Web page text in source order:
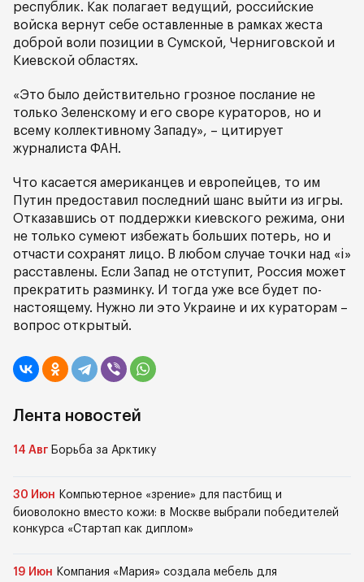
республик. Как полагает ведущий, российские
войска вернут себе оставленные в рамках жеста
доброй воли позиции в Сумской, Черниговской и
Киевской областях.
«Это было действительно грозное послание не
только Зеленскому и его своре кураторов, но и
всему коллективному Западу», – цитирует
журналиста ФАН.
Что касается американцев и европейцев, то им
Путин предоставил последний шанс выйти из игры.
Отказавшись от поддержки киевского режима, они
не только сумеют избежать больших потерь, но и
отчасти сохранят лицо. В любом случае точки над «i»
расставлены. Если Запад не отступит, Россия может
прекратить разминку. И тогда уже все будет по-
настоящему. Нужно ли это Украине и их кураторам –
вопрос открытый.
Лента новостей
14 Авг Борьба за Арктику
30 Июн Компьютерное «зрение» для пастбищ и
биоволокно вместо кожи: в Москве выбрали победителей
конкурса «Стартап как диплом»
19 Июн Компания «Мария» создала мебель для